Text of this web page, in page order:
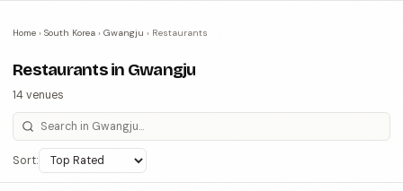
Home › South Korea › Gwangju › Restaurants
Restaurants in Gwangju
14 venues
Sort: